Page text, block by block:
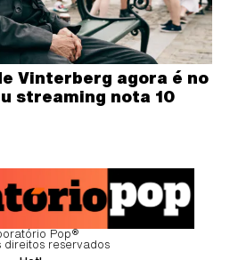
Vinterberg agora é no
streaming nota 10
Pop®
direitos reservados